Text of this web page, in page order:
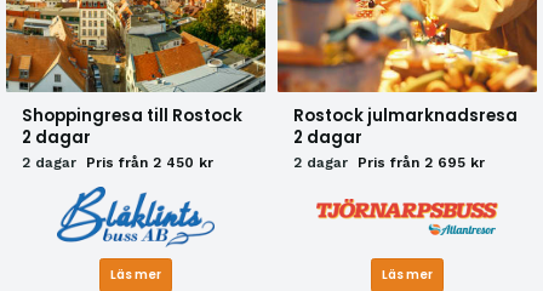
Shoppingresa till Rostock
2 dagar
2 dagar Pris från 2 450 kr
Läs mer
Rostock julmarknadsresa
2 dagar
2 dagar Pris från 2 695 kr
Läs mer